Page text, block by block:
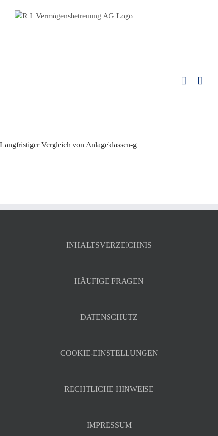
Langfristiger Vergleich von Anlageklassen-g
INHALTSVERZEICHNIS
HÄUFIGE FRAGEN
DATENSCHUTZ
COOKIE-EINSTELLUNGEN
RECHTLICHE HINWEISE
IMPRESSUM